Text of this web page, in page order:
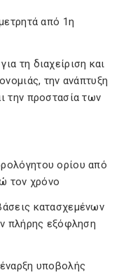
από 1η
τη διαχείριση και
την ανάπτυξη
την προστασία των
ορίου από
τον χρόνο
κατασχεμένων
πλήρης εξόφληση
υποβολής